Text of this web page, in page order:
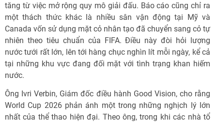
tăng từ việc mở rộng quy mô giải đấu. Báo cáo cũng chỉ ra
một thách thức khác là nhiều sân vận động tại Mỹ và
Canada vốn sử dụng mặt cỏ nhân tạo đã chuyển sang cỏ tự
nhiên theo tiêu chuẩn của FIFA. Điều này đòi hỏi lượng
nước tưới rất lớn, lên tới hàng chục nghìn lít mỗi ngày, kể cả
tại những khu vực đang đối mặt với tình trạng khan hiếm
nước.
Ông Ivri Verbin, Giám đốc điều hành Good Vision, cho rằng
World Cup 2026 phản ánh một trong những nghịch lý lớn
nhất của thể thao hiện đại. Theo ông, trong khi các nhà tổ